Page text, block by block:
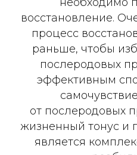
восстановление.
процесс
раньше, чтобы
послеродовых
эффективным
от послеродовых
жизненный тонус и
является